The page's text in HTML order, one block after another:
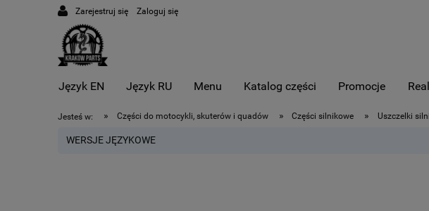
Zarejestruj się Zaloguj się
Język EN Język RU Menu Katalog części Promocje
Jesteś w: » Części do motocykli, skuterów i quadów » Części silnikowe » Uszczelki
WERSJE JĘZYKOWE